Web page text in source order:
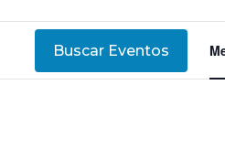
Buscar Eventos